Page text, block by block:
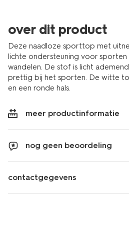
over dit product
Deze naadloze sporttop met
lichte ondersteuning voor sporten
wandelen. De stof is licht
prettig bij het sporten. De witte
en een ronde hals.
meer productinformatie
nog geen beoordeling
contactgegevens